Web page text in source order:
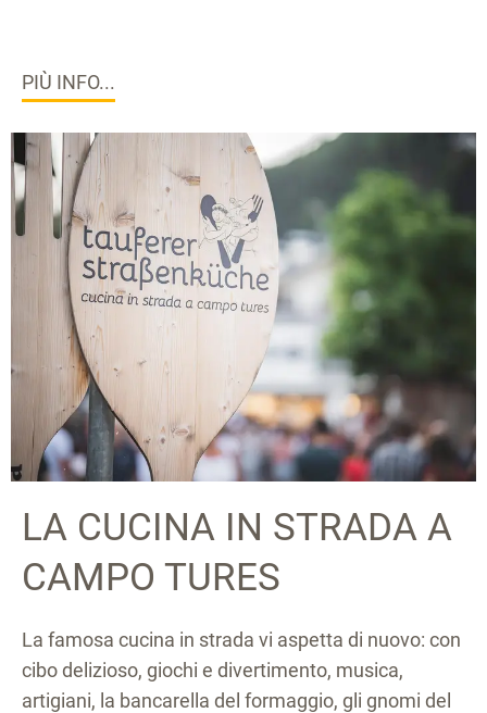
PIÙ INFO...
LA CUCINA IN STRADA A
CAMPO TURES
La famosa cucina in strada vi aspetta di nuovo: con
cibo delizioso, giochi e divertimento, musica,
artigiani, la bancarella del formaggio, gli gnomi del